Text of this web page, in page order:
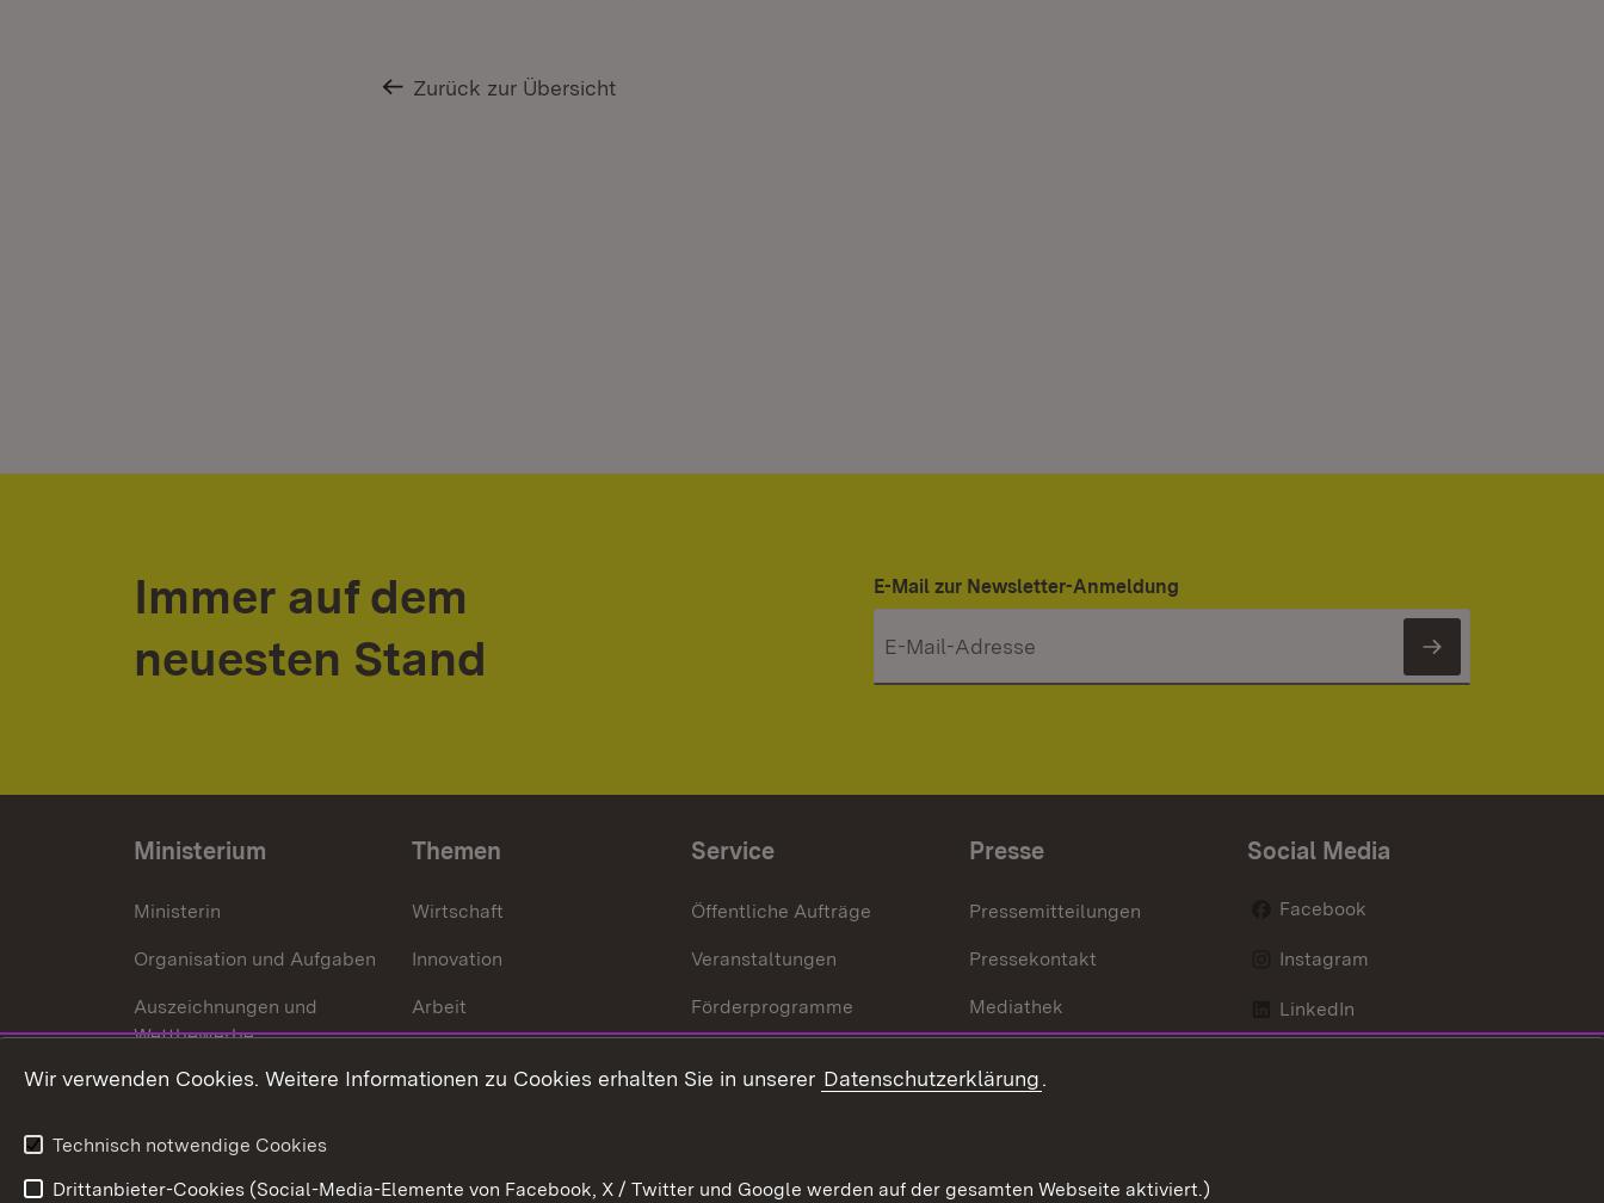
Zurück zur Übersicht
Immer auf dem
neuesten Stand
E-Mail zur Newsletter-Anmeldung
Newsletter
Ministerium
Ministerin
Organisation und Aufgaben
Auszeichnungen und
Wettbewerbe
Themen
Wirtschaft
Innovation
Arbeit
Service
Öffentliche Aufträge
Veranstaltungen
Förderprogramme
Presse
Pressemitteilungen
Pressekontakt
Mediathek
Social Media
Facebook
Instagram
LinkedIn
Wir verwenden Cookies. Weitere Informationen zu Cookies erhalten Sie in unserer Datenschutzerklärung.
Technisch notwendige Cookies
Drittanbieter-Cookies (Social-Media-Elemente von Facebook, X / Twitter und Google werden auf der gesamten Webseite aktiviert.)